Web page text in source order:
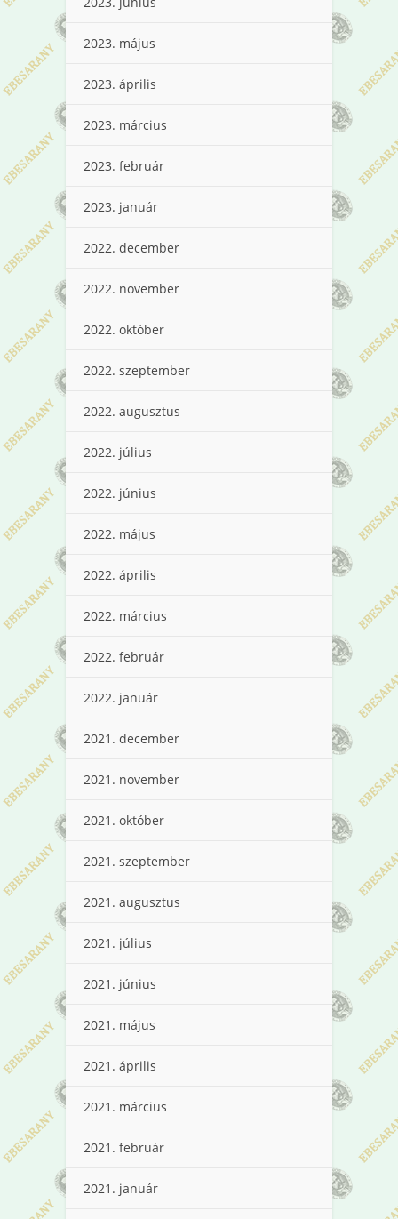
2023. május
2023. április
2023. március
2023. február
2023. január
2022. december
2022. november
2022. október
2022. szeptember
2022. augusztus
2022. július
2022. június
2022. május
2022. április
2022. március
2022. február
2022. január
2021. december
2021. november
2021. október
2021. szeptember
2021. augusztus
2021. július
2021. június
2021. május
2021. április
2021. március
2021. február
2021. január